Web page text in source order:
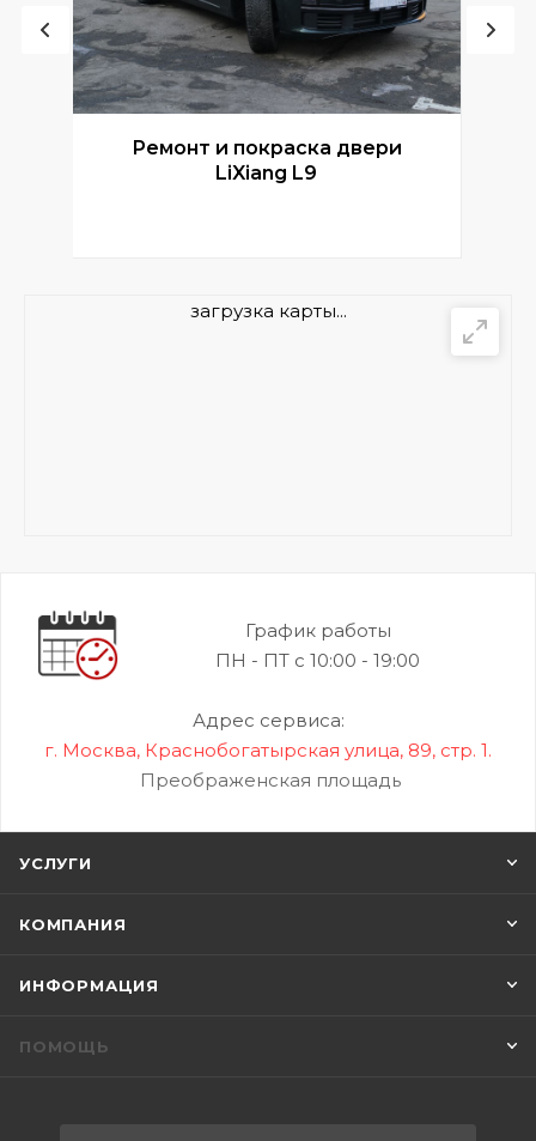
Ремонт и покраска двери
LiXiang L9
загрузка карты...
График работы
ПН - ПТ с 10:00 - 19:00
Адрес сервиса:
г. Москва, Краснобогатырская улица, 89, стр. 1.
Преображенская площадь
УСЛУГИ
КОМПАНИЯ
ИНФОРМАЦИЯ
ПОМОЩЬ